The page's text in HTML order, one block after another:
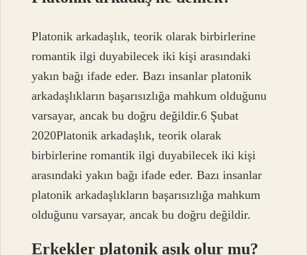
Platonik arkadaşlık, teorik olarak birbirlerine
romantik ilgi duyabilecek iki kişi arasındaki
yakın bağı ifade eder. Bazı insanlar platonik
arkadaşlıkların başarısızlığa mahkum olduğunu
varsayar, ancak bu doğru değildir.6 Şubat
2020Platonik arkadaşlık, teorik olarak
birbirlerine romantik ilgi duyabilecek iki kişi
arasındaki yakın bağı ifade eder. Bazı insanlar
platonik arkadaşlıkların başarısızlığa mahkum
olduğunu varsayar, ancak bu doğru değildir.
Erkekler platonik aşık olur mu?